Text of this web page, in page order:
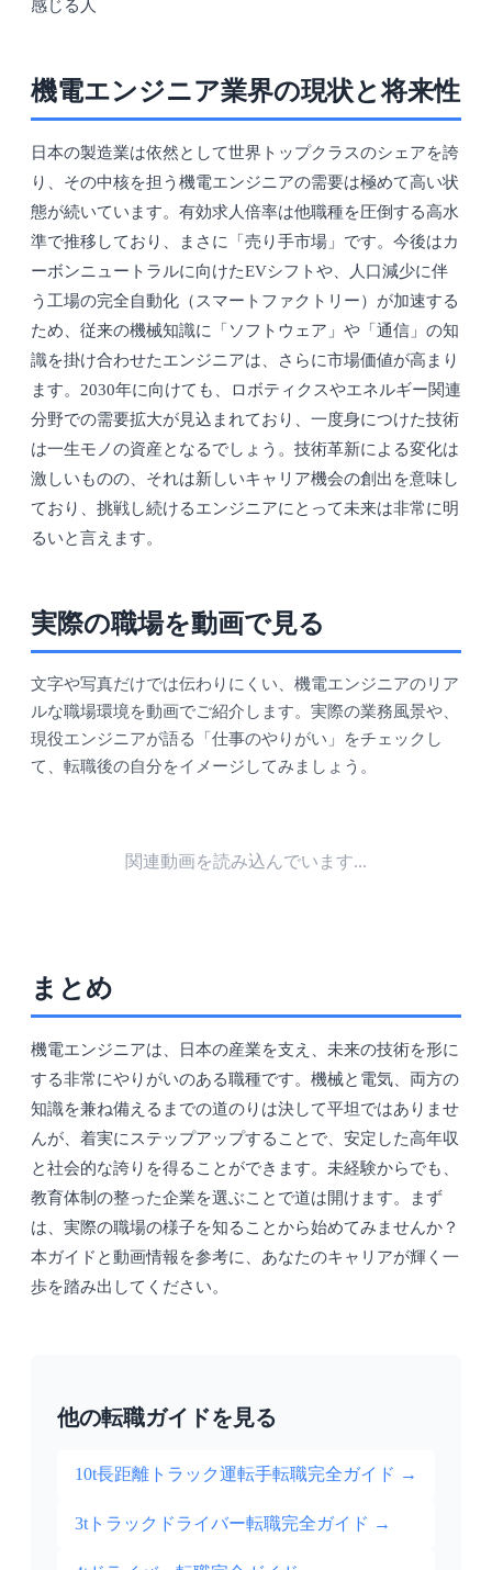
感じる人
機電エンジニア業界の現状と将来性
日本の製造業は依然として世界トップクラスのシェアを誇
り、その中核を担う機電エンジニアの需要は極めて高い状
態が続いています。有効求人倍率は他職種を圧倒する高水
準で推移しており、まさに「売り手市場」です。今後はカ
ーボンニュートラルに向けたEVシフトや、人口減少に伴
う工場の完全自動化（スマートファクトリー）が加速する
ため、従来の機械知識に「ソフトウェア」や「通信」の知
識を掛け合わせたエンジニアは、さらに市場価値が高まり
ます。2030年に向けても、ロボティクスやエネルギー関連
分野での需要拡大が見込まれており、一度身につけた技術
は一生モノの資産となるでしょう。技術革新による変化は
激しいものの、それは新しいキャリア機会の創出を意味し
ており、挑戦し続けるエンジニアにとって未来は非常に明
るいと言えます。
実際の職場を動画で見る
文字や写真だけでは伝わりにくい、機電エンジニアのリア
ルな職場環境を動画でご紹介します。実際の業務風景や、
現役エンジニアが語る「仕事のやりがい」をチェックし
て、転職後の自分をイメージしてみましょう。
関連動画を読み込んでいます...
まとめ
機電エンジニアは、日本の産業を支え、未来の技術を形に
する非常にやりがいのある職種です。機械と電気、両方の
知識を兼ね備えるまでの道のりは決して平坦ではありませ
んが、着実にステップアップすることで、安定した高年収
と社会的な誇りを得ることができます。未経験からでも、
教育体制の整った企業を選ぶことで道は開けます。まず
は、実際の職場の様子を知ることから始めてみませんか？
本ガイドと動画情報を参考に、あなたのキャリアが輝く一
歩を踏み出してください。
他の転職ガイドを見る
10t長距離トラック運転手転職完全ガイド →
3tトラックドライバー転職完全ガイド →